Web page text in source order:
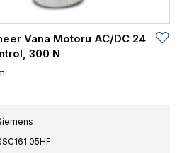
Vana Motoru AC/DC 24
300 N